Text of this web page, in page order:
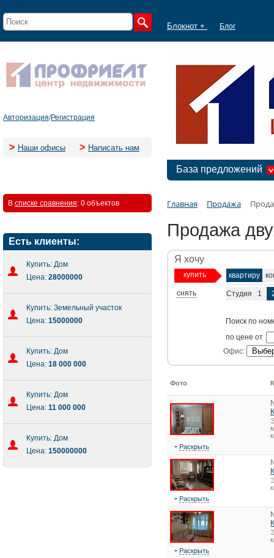
Блокнот + Блог
Авторизация/Регистрация
> Наши офисы > Написать нам
База предложений
В списке сравнения: 0 объектов
Есть клиенты:
Купить: Дом
Цена: 28000000
Купить: Земельный участок
Цена: 15000000
Купить: Дом
Цена: 18 000 000
Купить: Дом
Цена: 11 000 000
Купить: Дом
Цена: 150000000
Главная Продажа
Продажа
Я хочу
купить
снять
квартиру
Студия 1
Поиск по
по цене от
Офис:
Фото
Раскрыть
Раскрыть
Раскрыть